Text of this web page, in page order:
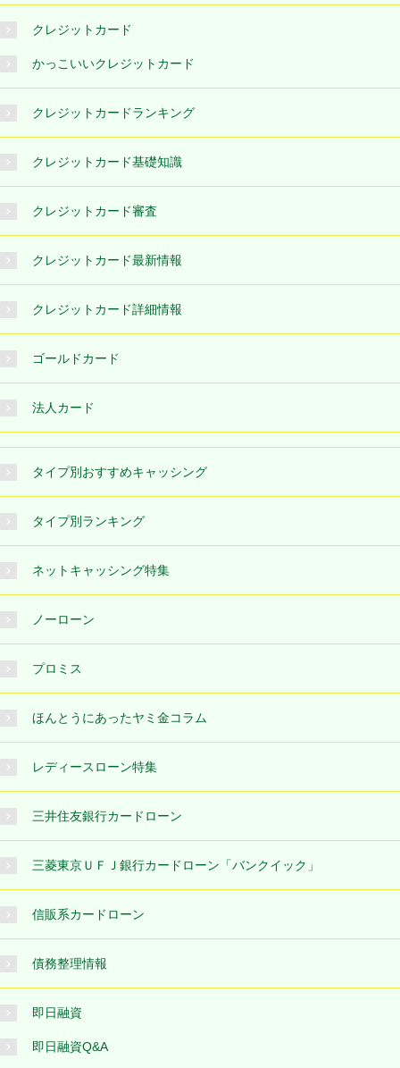
クレジットカード
かっこいいクレジットカード
クレジットカードランキング
クレジットカード基礎知識
クレジットカード審査
クレジットカード最新情報
クレジットカード詳細情報
ゴールドカード
法人カード
タイプ別おすすめキャッシング
タイプ別ランキング
ネットキャッシング特集
ノーローン
プロミス
ほんとうにあったヤミ金コラム
レディースローン特集
三井住友銀行カードローン
三菱東京ＵＦＪ銀行カードローン「バンクイック」
信販系カードローン
債務整理情報
即日融資
即日融資Q&A